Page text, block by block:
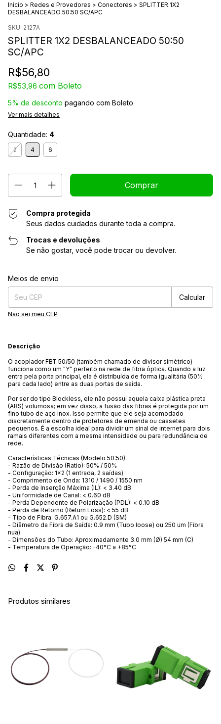
Início > Redes e Provedores > Conectores > SPLITTER 1X2
DESBALANCEADO 50:50 SC/APC
SKU: 2127A
SPLITTER 1X2 DESBALANCEADO 50:50
SC/APC
R$56,80
R$53,96 com Boleto
5% de desconto pagando com Boleto
Ver mais detalhes
Quantidade: 4
2 4 6
Compra protegida
Seus dados cuidados durante toda a compra.
Trocas e devoluções
Se não gostar, você pode trocar ou devolver.
Entregas para o CEP:
Meios de envio
Calcular
Não sei meu CEP
Descrição
O acoplador FBT 50/50 (também chamado de divisor simétrico)
funciona como um "Y" perfeito na rede de fibra óptica. Quando a luz
entra pela porta principal, ela é distribuída de forma igualitária (50%
para cada lado) entre as duas portas de saída.
Por ser do tipo Blockless, ele não possui aquela caixa plástica preta
(ABS) volumosa; em vez disso, a fusão das fibras é protegida por um
fino tubo de aço inox. Isso permite que ele seja acomodado
discretamente dentro de protetores de emenda ou cassetes
pequenos. É a escolha ideal para dividir um sinal de internet para dois
ramais diferentes com a mesma intensidade ou para redundância de
rede.
Características Técnicas (Modelo 50:50):
- Razão de Divisão (Ratio): 50% / 50%
- Configuração: 1x2 (1 entrada, 2 saídas)
- Comprimento de Onda: 1310 / 1490 / 1550 nm
- Perda de Inserção Máxima (IL): < 3.40 dB
- Uniformidade de Canal: < 0.60 dB
- Perda Dependente de Polarização (PDL): < 0.10 dB
- Perda de Retorno (Return Loss): < 55 dB
- Tipo de Fibra: G.657.A1 ou G.652.D (SM)
- Diâmetro da Fibra de Saída: 0.9 mm (Tubo loose) ou 250 um (Fibra
nua)
- Dimensões do Tubo: Aproximadamente 3.0 mm (Ø) 54 mm (C)
- Temperatura de Operação: -40°C a +85°C
Produtos similares